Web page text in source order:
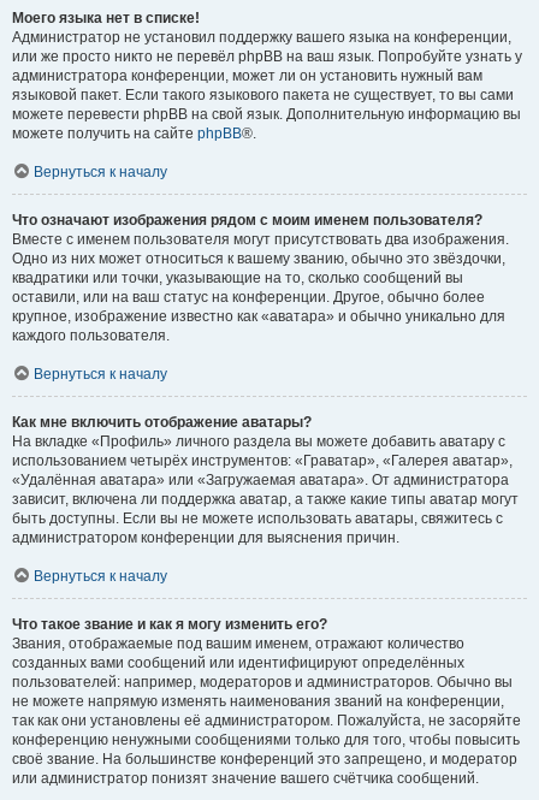
Моего языка нет в списке!
Администратор не установил поддержку вашего языка на конференции,
или же просто никто не перевёл phpBB на ваш язык. Попробуйте узнать у
администратора конференции, может ли он установить нужный вам
языковой пакет. Если такого языкового пакета не существует, то вы сами
можете перевести phpBB на свой язык. Дополнительную информацию вы
можете получить на сайте phpBB®.
Вернуться к началу
Что означают изображения рядом с моим именем пользователя?
Вместе с именем пользователя могут присутствовать два изображения.
Одно из них может относиться к вашему званию, обычно это звёздочки,
квадратики или точки, указывающие на то, сколько сообщений вы
оставили, или на ваш статус на конференции. Другое, обычно более
крупное, изображение известно как «аватара» и обычно уникально для
каждого пользователя.
Вернуться к началу
Как мне включить отображение аватары?
На вкладке «Профиль» личного раздела вы можете добавить аватару с
использованием четырёх инструментов: «Граватар», «Галерея аватар»,
«Удалённая аватара» или «Загружаемая аватара». От администратора
зависит, включена ли поддержка аватар, а также какие типы аватар могут
быть доступны. Если вы не можете использовать аватары, свяжитесь с
администратором конференции для выяснения причин.
Вернуться к началу
Что такое звание и как я могу изменить его?
Звания, отображаемые под вашим именем, отражают количество
созданных вами сообщений или идентифицируют определённых
пользователей: например, модераторов и администраторов. Обычно вы
не можете напрямую изменять наименования званий на конференции,
так как они установлены её администратором. Пожалуйста, не засоряйте
конференцию ненужными сообщениями только для того, чтобы повысить
своё звание. На большинстве конференций это запрещено, и модератор
или администратор понизят значение вашего счётчика сообщений.